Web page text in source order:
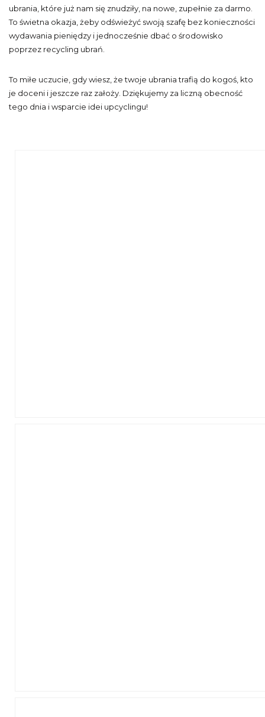
ubrania, które już nam się znudziły, na nowe, zupełnie za darmo.
To świetna okazja, żeby odświeżyć swoją szafę bez konieczności
wydawania pieniędzy i jednocześnie dbać o środowisko
poprzez recycling ubrań.
To miłe uczucie, gdy wiesz, że twoje ubrania trafią do kogoś, kto
je doceni i jeszcze raz założy. Dziękujemy za liczną obecność
tego dnia i wsparcie idei upcyclingu!